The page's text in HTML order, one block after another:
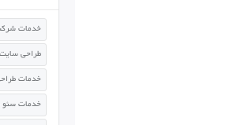
خدمات
طراحی سایت
خدمات
خدمات سئو